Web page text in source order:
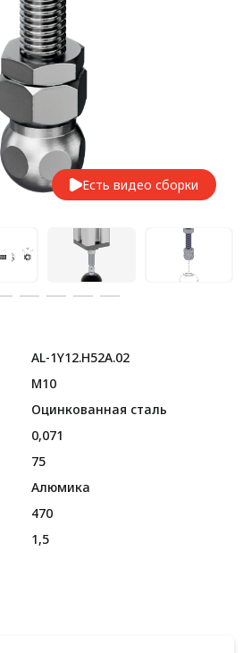
ограждения
мебель
systems
назначения
профиль NEW!
обработки профиля
Есть видео сборки
AL-1Y12.H52A.02
М10
Оцинкованная сталь
0,071
75
Алюмика
470
1,5